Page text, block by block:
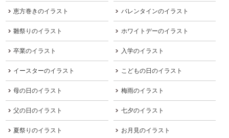
恵方巻きのイラスト バレンタインのイラスト
雛祭りのイラスト ホワイトデーのイラスト
卒業のイラスト 入学のイラスト
イースターのイラスト こどもの日のイラスト
母の日のイラスト 梅雨のイラスト
父の日のイラスト 七夕のイラスト
夏祭りのイラスト お月見のイラスト